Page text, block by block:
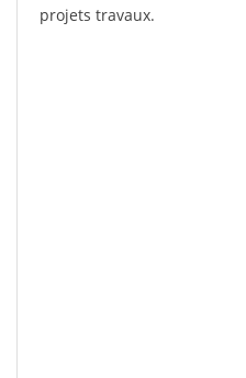
projets travaux.